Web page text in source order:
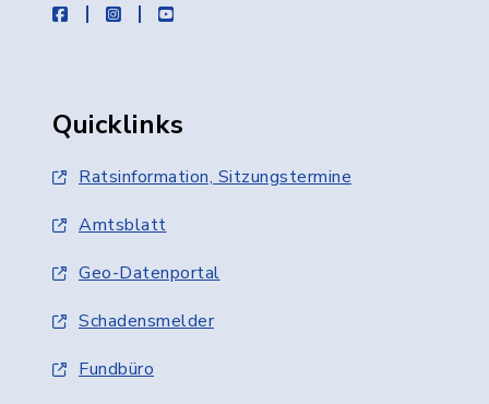
facebookinstagramyoutube
Quicklinks
Ratsinformation, Sitzungstermine
Amtsblatt
Geo-Datenportal
Schadensmelder
Fundbüro